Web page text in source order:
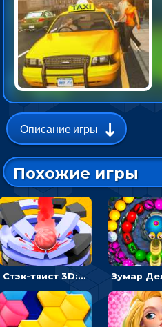
Описание игры
Похожие игры
Стэк-твист 3D: тапай по шарику, чтобы разбивать платформы